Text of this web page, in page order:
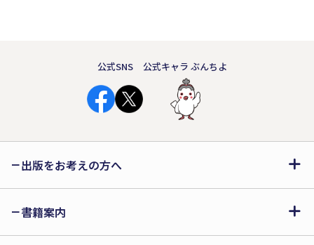
公式SNS 公式キャラ ぶんちよ
出版をお考えの方へ
書籍案内